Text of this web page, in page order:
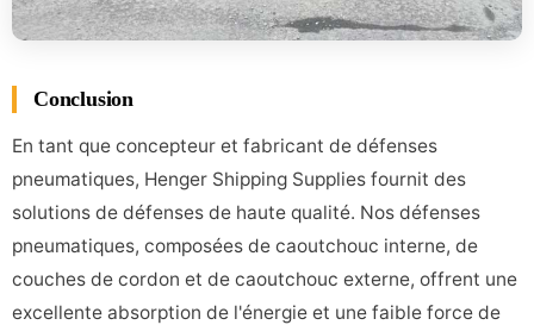
Conclusion
En tant que concepteur et fabricant de défenses
pneumatiques, Henger Shipping Supplies fournit des
solutions de défenses de haute qualité. Nos défenses
pneumatiques, composées de caoutchouc interne, de
couches de cordon et de caoutchouc externe, offrent une
excellente absorption de l'énergie et une faible force de